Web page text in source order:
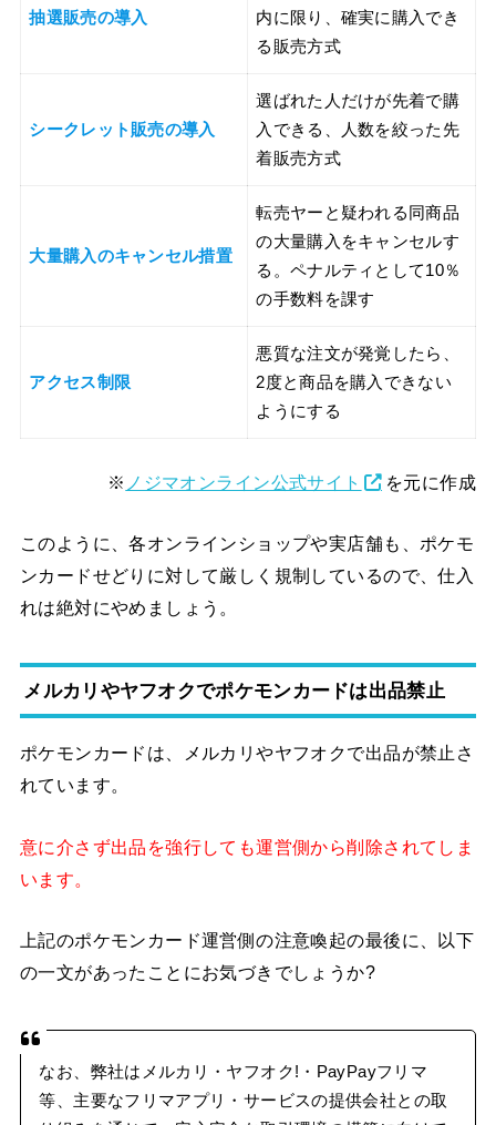
抽選販売の導入
内に限り、確実に購入でき
る販売方式
シークレット販売の導入
選ばれた人だけが先着で購
入できる、人数を絞った先
着販売方式
大量購入のキャンセル措置
転売ヤーと疑われる同商品
の大量購入をキャンセルす
る。ペナルティとして10％
の手数料を課す
アクセス制限
悪質な注文が発覚したら、
2度と商品を購入できない
ようにする
※ ノジマオンライン公式サイト を元に作成
このように、各オンラインショップや実店舗も、ポケモ
ンカードせどりに対して厳しく規制しているので、仕入
れは絶対にやめましょう。
メルカリやヤフオクでポケモンカードは出品禁止
ポケモンカードは、メルカリやヤフオクで出品が禁止さ
れています。
意に介さず出品を強行しても運営側から削除されてしま
います。
上記のポケモンカード運営側の注意喚起の最後に、以下
の一文があったことにお気づきでしょうか?
なお、弊社はメルカリ・ヤフオク!・PayPayフリマ
等、主要なフリマアプリ・サービスの提供会社との取